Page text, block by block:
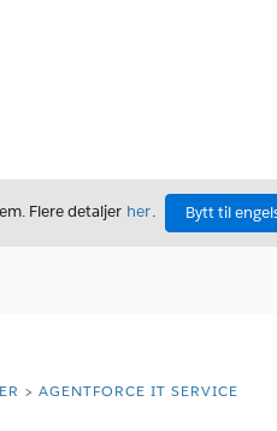
Flere detaljer her. Bytt til
AGENTFORCE IT SERVICE